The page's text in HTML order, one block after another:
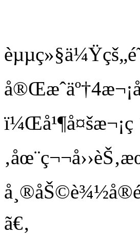
ï¼Œå¹¶å¤šæ¬¡ç
ã€‚